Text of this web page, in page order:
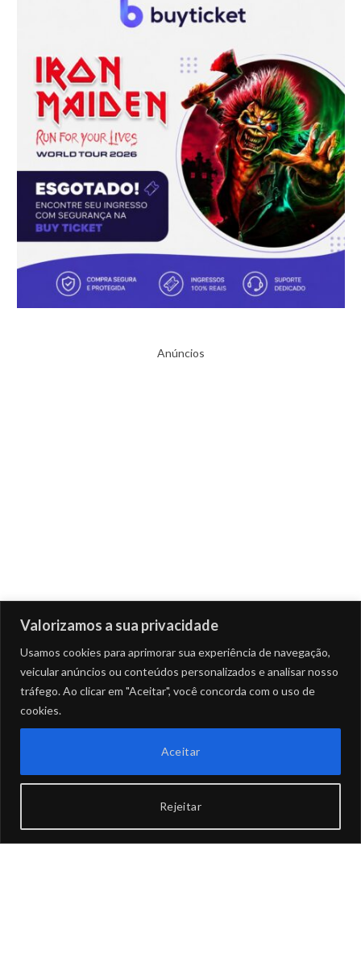
Valorizamos a sua privacidade
Usamos cookies para aprimorar sua experiência de navegação,
veicular anúncios ou conteúdos personalizados e analisar nosso
tráfego. Ao clicar em "Aceitar", você concorda com o uso de
cookies.
Rejeitar
Aceitar
Anúncios
InstagramFacebook
X